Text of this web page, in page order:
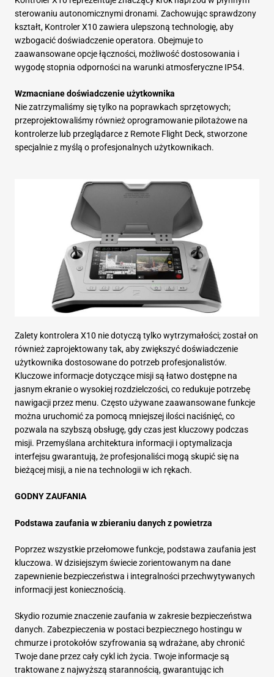
sterowaniu autonomicznymi dronami. Zachowując sprawdzony
kształt, Kontroler X10 zawiera ulepszoną technologię, aby
wzbogacić doświadczenie operatora. Obejmuje to
zaawansowane opcje łączności, możliwość dostosowania i
wygodę stopnia odporności na warunki atmosferyczne IP54.
Wzmacniane doświadczenie użytkownika
Nie zatrzymaliśmy się tylko na poprawkach sprzętowych;
przeprojektowaliśmy również oprogramowanie pilotażowe na
kontrolerze lub przeglądarce z Remote Flight Deck, stworzone
specjalnie z myślą o profesjonalnych użytkownikach.
Zalety kontrolera X10 nie dotyczą tylko wytrzymałości; został on
również zaprojektowany tak, aby zwiększyć doświadczenie
użytkownika dostosowane do potrzeb profesjonalistów.
Kluczowe informacje dotyczące misji są łatwo dostępne na
jasnym ekranie o wysokiej rozdzielczości, co redukuje potrzebę
nawigacji przez menu. Często używane zaawansowane funkcje
można uruchomić za pomocą mniejszej ilości naciśnięć, co
pozwala na szybszą obsługę, gdy czas jest kluczowy podczas
misji. Przemyślana architektura informacji i optymalizacja
interfejsu gwarantują, że profesjonaliści mogą skupić się na
bieżącej misji, a nie na technologii w ich rękach.
GODNY ZAUFANIA
Podstawa zaufania w zbieraniu danych z powietrza
Poprzez wszystkie przełomowe funkcje, podstawa zaufania jest
kluczowa. W dzisiejszym świecie zorientowanym na dane
zapewnienie bezpieczeństwa i integralności przechwytywanych
informacji jest koniecznością.
Skydio rozumie znaczenie zaufania w zakresie bezpieczeństwa
danych. Zabezpieczenia w postaci bezpiecznego hostingu w
chmurze i protokołów szyfrowania są wdrażane, aby chronić
Twoje dane przez cały cykl ich życia. Twoje informacje są
traktowane z najwyższą starannością, gwarantując ich